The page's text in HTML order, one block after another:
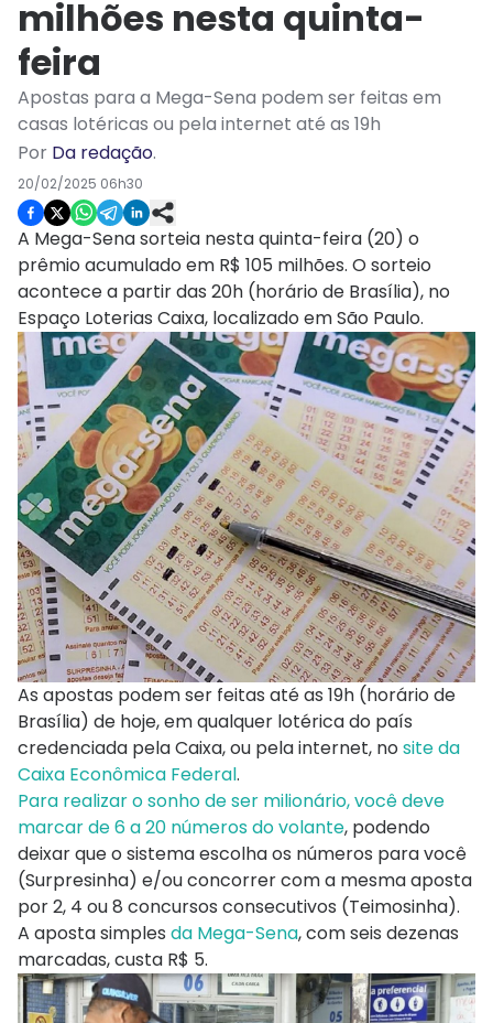
milhões nesta quinta-
feira
Apostas para a Mega-Sena podem ser feitas em
casas lotéricas ou pela internet até as 19h
Por Da redação.
20/02/2025 06h30
A Mega-Sena sorteia nesta quinta-feira (20) o
prêmio acumulado em R$ 105 milhões. O sorteio
acontece a partir das 20h (horário de Brasília), no
Espaço Loterias Caixa, localizado em São Paulo.
As apostas podem ser feitas até as 19h (horário de
Brasília) de hoje, em qualquer lotérica do país
credenciada pela Caixa, ou pela internet, no site da
Caixa Econômica Federal.
Para realizar o sonho de ser milionário, você deve
marcar de 6 a 20 números do volante, podendo
deixar que o sistema escolha os números para você
(Surpresinha) e/ou concorrer com a mesma aposta
por 2, 4 ou 8 concursos consecutivos (Teimosinha).
A aposta simples da Mega-Sena, com seis dezenas
marcadas, custa R$ 5.